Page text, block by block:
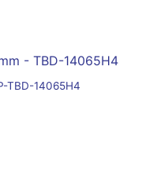
TBD-14065H4